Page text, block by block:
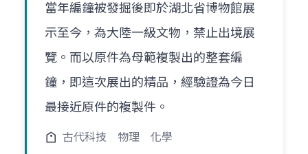
當年編鐘被發掘後即於湖北省博物館展
示至今，為大陸一級文物，禁止出境展
覽。而以原件為母範複製出的整套編
鐘，即這次展出的精品，經驗證為今日
最接近原件的複製件。
古代科技 物理 化學